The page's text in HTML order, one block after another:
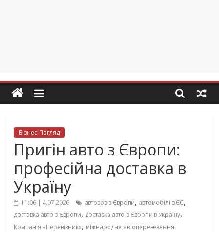
Бізнес-Погляд
Пригін авто з Європи:
професійна доставка в
Україну
11:06 | 4.07.2026 автовоз з Європи, автомобілі з ЄС,
доставка авто з Європи, доставка авто з Європи в Україну,
Компанія «Перевізник», міжнародне автоперевезення,